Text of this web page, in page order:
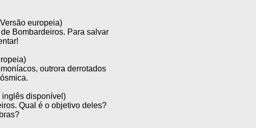
europeia)
Bombardeiros. Para salvar
outrora derrotados
disponível)
Qual é o objetivo deles?